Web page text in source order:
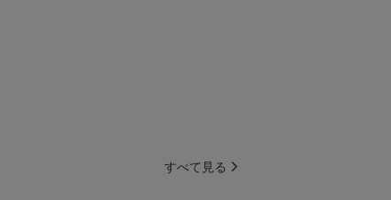
すべて見る